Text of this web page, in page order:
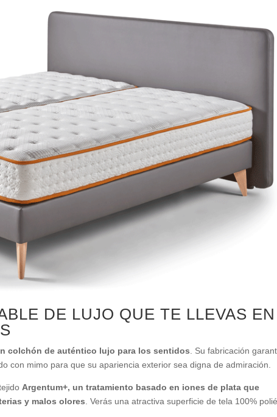
DE LUJO QUE TE LLEVAS EN
colchón de auténtico lujo para los sentidos. Su fabricación
con mimo para que su apariencia exterior sea digna de admiración.
Argentum+, un tratamiento basado en iones de plata que
y malos olores. Verás una atractiva superficie de tela 100%